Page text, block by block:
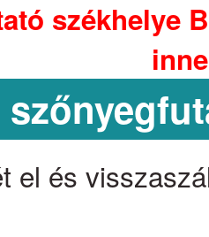
székhelye
el és